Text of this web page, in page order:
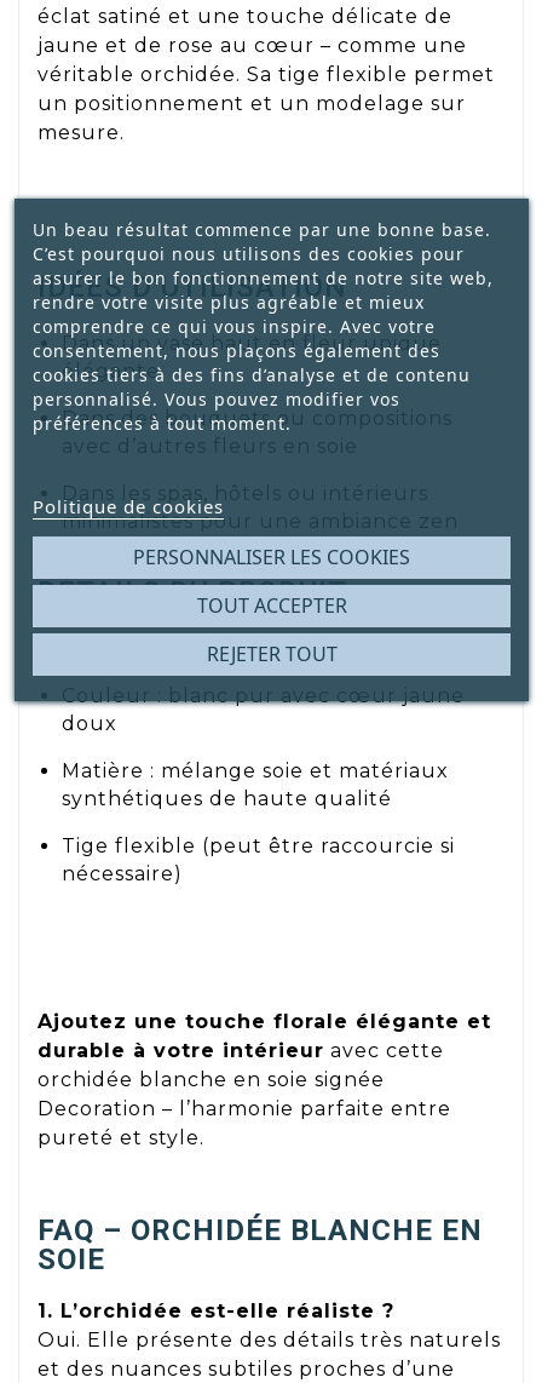
éclat satiné et une touche délicate de
jaune et de rose au cœur – comme une
véritable orchidée. Sa tige flexible permet
un positionnement et un modelage sur
mesure.
IDÉES D’UTILISATION
Dans un vase haut en fleur unique
élégante
Dans des bouquets ou compositions
avec d’autres fleurs en soie
Dans les spas, hôtels ou intérieurs
minimalistes pour une ambiance zen
DÉTAILS DU PRODUIT
Longueur totale : env. 75 cm
Couleur : blanc pur avec cœur jaune
doux
Matière : mélange soie et matériaux
synthétiques de haute qualité
Tige flexible (peut être raccourcie si
nécessaire)
Ajoutez une touche florale élégante et
durable à votre intérieur avec cette
orchidée blanche en soie signée
Decoration – l’harmonie parfaite entre
pureté et style.
FAQ – ORCHIDÉE BLANCHE EN
SOIE
1. L’orchidée est-elle réaliste ?
Oui. Elle présente des détails très naturels
et des nuances subtiles proches d’une
Un beau résultat commence par une bonne base.
C’est pourquoi nous utilisons des cookies pour
assurer le bon fonctionnement de notre site web,
rendre votre visite plus agréable et mieux
comprendre ce qui vous inspire. Avec votre
consentement, nous plaçons également des
cookies tiers à des fins d’analyse et de contenu
personnalisé. Vous pouvez modifier vos
préférences à tout moment.
Politique de cookies
PERSONNALISER LES COOKIES
REJETER TOUT
TOUT ACCEPTER